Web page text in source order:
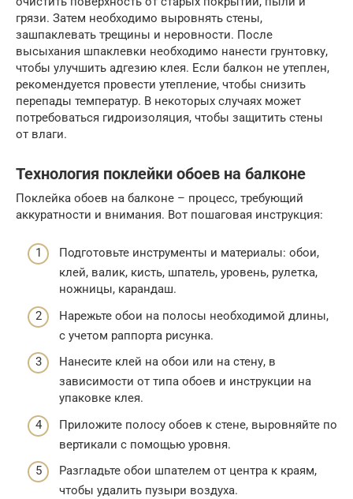
грязи. Затем необходимо выровнять стены,
зашпаклевать трещины и неровности. После
высыхания шпаклевки необходимо нанести грунтовку,
чтобы улучшить адгезию клея. Если балкон не утеплен,
рекомендуется провести утепление, чтобы снизить
перепады температур. В некоторых случаях может
потребоваться гидроизоляция, чтобы защитить стены
от влаги.
Технология поклейки обоев на балконе
Поклейка обоев на балконе – процесс, требующий
аккуратности и внимания. Вот пошаговая инструкция:
Подготовьте инструменты и материалы: обои,
клей, валик, кисть, шпатель, уровень, рулетка,
ножницы, карандаш.
Нарежьте обои на полосы необходимой длины,
с учетом раппорта рисунка.
Нанесите клей на обои или на стену, в
зависимости от типа обоев и инструкции на
упаковке клея.
Приложите полосу обоев к стене, выровняйте по
вертикали с помощью уровня.
Разгладьте обои шпателем от центра к краям,
чтобы удалить пузыри воздуха.